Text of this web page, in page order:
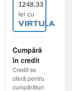
1248.33
lei cu
Cumpără
în credit
Credit se
oferă pentru
cumpărături